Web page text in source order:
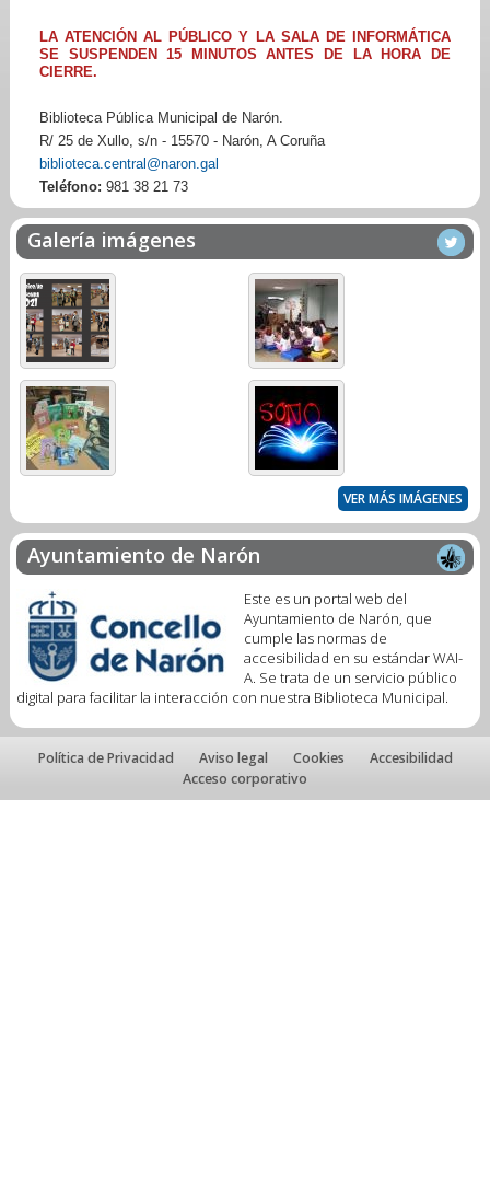
LA ATENCIÓN AL PÚBLICO Y LA SALA DE INFORMÁTICA
SE SUSPENDEN 15 MINUTOS ANTES DE LA HORA DE
CIERRE.
Biblioteca Pública Municipal de Narón.
R/ 25 de Xullo, s/n - 15570 - Narón, A Coruña
biblioteca.central@naron.gal
Teléfono: 981 38 21 73
Galería imágenes
VER MÁS IMÁGENES
Ayuntamiento de Narón
Este es un portal web del
Ayuntamiento de Narón, que
cumple las normas de
accesibilidad en su estándar WAI-
A. Se trata de un servicio público
digital para facilitar la interacción con nuestra Biblioteca Municipal.
Política de Privacidad Aviso legal Cookies
Accesibilidad
Acceso corporativo